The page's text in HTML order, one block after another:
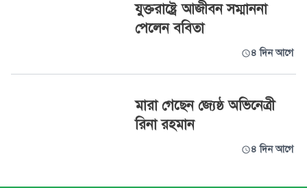
যুক্তরাষ্ট্রে আজীবন সম্মাননা
পেলেন ববিতা
৪ দিন আগে
মারা গেছেন জ্যেষ্ঠ অভিনেত্রী
রিনা রহমান
৪ দিন আগে